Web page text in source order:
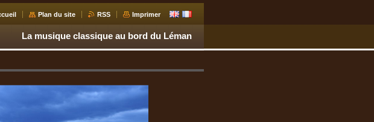
Plan du site RSS Imprimer
La musique classique au bord du Léman